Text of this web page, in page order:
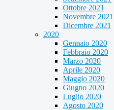
Ottobre 2021
Novembre 2021
Dicembre 2021
2020
Gennaio 2020
Febbraio 2020
Marzo 2020
Aprile 2020
Maggio 2020
Giugno 2020
Luglio 2020
Agosto 2020